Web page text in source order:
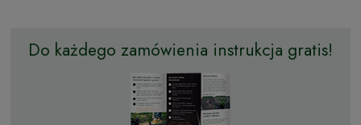
Do każdego zamówienia instrukcja gratis!